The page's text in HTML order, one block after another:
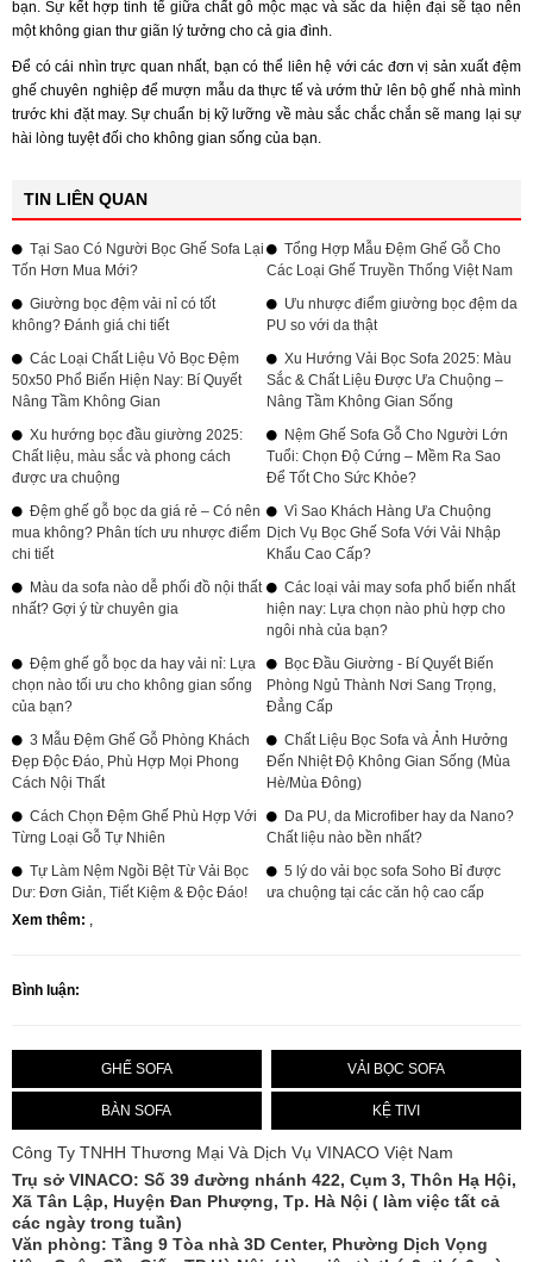
bạn. Sự kết hợp tinh tế giữa chất gỗ mộc mạc và sắc da hiện đại sẽ tạo nên
một không gian thư giãn lý tưởng cho cả gia đình.
Để có cái nhìn trực quan nhất, bạn có thể liên hệ với các đơn vị sản xuất đệm
ghế chuyên nghiệp để mượn mẫu da thực tế và ướm thử lên bộ ghế nhà mình
trước khi đặt may. Sự chuẩn bị kỹ lưỡng về màu sắc chắc chắn sẽ mang lại sự
hài lòng tuyệt đối cho không gian sống của bạn.
TIN LIÊN QUAN
Tại Sao Có Người Bọc Ghế Sofa Lại
Tốn Hơn Mua Mới?
Tổng Hợp Mẫu Đệm Ghế Gỗ Cho
Các Loại Ghế Truyền Thống Việt Nam
Giường bọc đệm vải nỉ có tốt
không? Đánh giá chi tiết
Ưu nhược điểm giường bọc đệm da
PU so với da thật
Các Loại Chất Liệu Vỏ Bọc Đệm
50x50 Phổ Biến Hiện Nay: Bí Quyết
Nâng Tầm Không Gian
Xu Hướng Vải Bọc Sofa 2025: Màu
Sắc & Chất Liệu Được Ưa Chuộng –
Nâng Tầm Không Gian Sống
Xu hướng bọc đầu giường 2025:
Chất liệu, màu sắc và phong cách
được ưa chuộng
Nệm Ghế Sofa Gỗ Cho Người Lớn
Tuổi: Chọn Độ Cứng – Mềm Ra Sao
Để Tốt Cho Sức Khỏe?
Đệm ghế gỗ bọc da giá rẻ – Có nên
mua không? Phân tích ưu nhược điểm
chi tiết
Vì Sao Khách Hàng Ưa Chuộng
Dịch Vụ Bọc Ghế Sofa Với Vải Nhập
Khẩu Cao Cấp?
Màu da sofa nào dễ phối đồ nội thất
nhất? Gợi ý từ chuyên gia
Các loại vải may sofa phổ biến nhất
hiện nay: Lựa chọn nào phù hợp cho
ngôi nhà của bạn?
Đệm ghế gỗ bọc da hay vải nỉ: Lựa
chọn nào tối ưu cho không gian sống
của bạn?
Bọc Đầu Giường - Bí Quyết Biến
Phòng Ngủ Thành Nơi Sang Trọng,
Đẳng Cấp
3 Mẫu Đệm Ghế Gỗ Phòng Khách
Đẹp Độc Đáo, Phù Hợp Mọi Phong
Cách Nội Thất
Chất Liệu Bọc Sofa và Ảnh Hưởng
Đến Nhiệt Độ Không Gian Sống (Mùa
Hè/Mùa Đông)
Cách Chọn Đệm Ghế Phù Hợp Với
Từng Loại Gỗ Tự Nhiên
Da PU, da Microfiber hay da Nano?
Chất liệu nào bền nhất?
Tự Làm Nệm Ngồi Bệt Từ Vải Bọc
Dư: Đơn Giản, Tiết Kiệm & Độc Đáo!
5 lý do vải bọc sofa Soho Bỉ được
ưa chuộng tại các căn hộ cao cấp
Xem thêm: ,
Bình luận:
GHẾ SOFA VẢI BỌC SOFA
BÀN SOFA KỆ TIVI
Công Ty TNHH Thương Mại Và Dịch Vụ VINACO Việt Nam
Trụ sở VINACO: Số 39 đường nhánh 422, Cụm 3, Thôn Hạ Hội,
Xã Tân Lập, Huyện Đan Phượng, Tp. Hà Nội ( làm việc tất cả
các ngày trong tuần)
Văn phòng: Tầng 9 Tòa nhà 3D Center, Phường Dịch Vọng